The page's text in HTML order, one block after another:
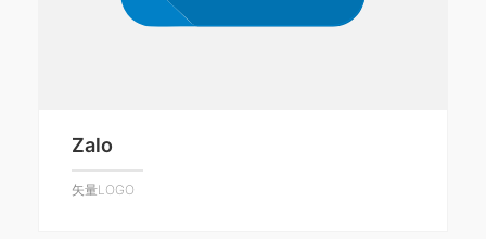
Zalo
矢量LOGO